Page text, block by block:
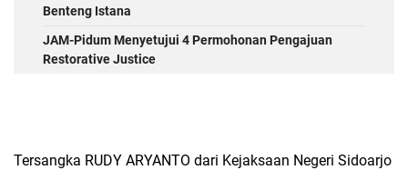
Benteng Istana
JAM-Pidum Menyetujui 4 Permohonan Pengajuan
Restorative Justice
Tersangka RUDY ARYANTO dari Kejaksaan Negeri Sidoarjo